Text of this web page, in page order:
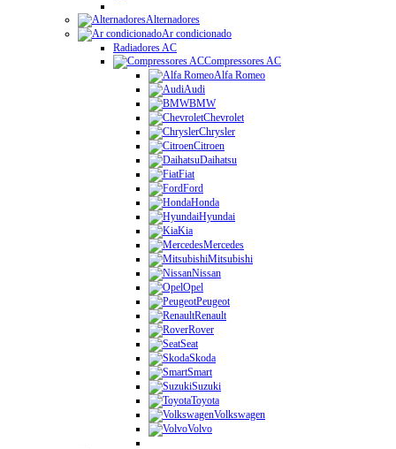
Alternadores
Ar condicionado
Radiadores AC
Compressores AC
Alfa Romeo
Audi
BMW
Chevrolet
Chrysler
Citroen
Daihatsu
Fiat
Ford
Honda
Hyundai
Kia
Mercedes
Mitsubishi
Nissan
Opel
Peugeot
Renault
Rover
Seat
Skoda
Smart
Suzuki
Toyota
Volkswagen
Volvo